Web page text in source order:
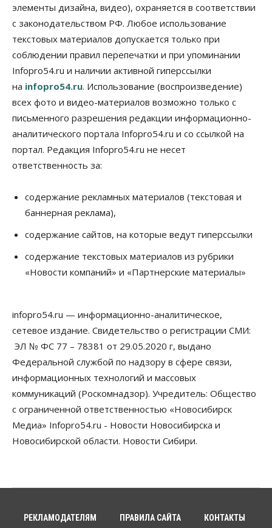
Финансы
Криптовалюта в России официально стала
имуществом
05 Августа 2026, 14:00
Недвижимость
Открыты продажи квартир нового дома в
квартале «Цветной бульвар» ГК «Расцветай»
05 Августа 2026, 13:23
Власть Общество
Ночные маршруты автобусов предлагают ввести
в Новосибирской области
05 Августа 2026, 13:00
Право&Порядок
Новосибирец пытался провезти из Таиланда
кондитерские изделия с наркотиками
Бизнес Власть
Более 400 новосибирских компаний
вывели зарплату сотрудников «из тени»
Бизнес Власть Недвижимость
Новосибирское правительство требует 226 млн со
строителя экстрим-центра
05 Августа 2026, 11:30
Премьер-министру Мишустину показали проект
нового аэропорта Горно-Алтайска
05 Августа 2026, 11:00
Общество
Новосибирские аграрии
Поголовье коров в Новосибирской области
сократилось почти на 15%
элементы дизайна, видео), охраняется в соответствии
с законодательством РФ. Любое использование
текстовых материалов допускается только при
соблюдении правил перепечатки и при упоминании
Infopro54.ru и наличии активной гиперссылки
на infopro54.ru. Использование (воспроизведение)
всех фото и видео-материалов возможно только с
письменного разрешения редакции информационно-
аналитического портала Infopro54.ru и со ссылкой на
портал. Редакция Infopro54.ru не несет
ответственность за:
содержание рекламных материалов (текстовая и
баннерная реклама),
содержание сайтов, на которые ведут гиперссылки
содержание текстовых материалов из рубрики
«Новости компаний» и «Партнерские материалы»
infopro54.ru — информационно-аналитическое,
сетевое издание. Свидетельство о регистрации СМИ:
ЭЛ № ФС 77 – 78381 от 29.05.2020 г, выдано
Федеральной службой по надзору в сфере связи,
информационных технологий и массовых
коммуникаций (Роскомнадзор). Учредитель: Общество
с ограниченной ответственностью «Новосибирск
Медиа» Infopro54.ru - Новости Новосибирска и
Новосибирской области. Новости Сибири.
РЕКЛАМОДАТЕЛЯМ ПРАВИЛА САЙТА КОНТАКТЫ